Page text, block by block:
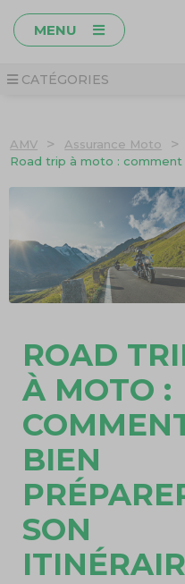
MENU
CATÉGORIES
AMV > Assurance Moto >
Road trip à moto :
ROAD
À MOTO :
BIEN
SON